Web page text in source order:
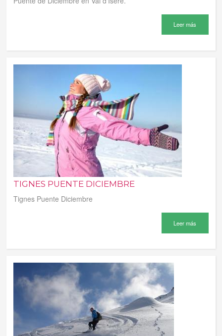
Leer más
TIGNES PUENTE DICIEMBRE
Tignes Puente Diciembre
Leer más